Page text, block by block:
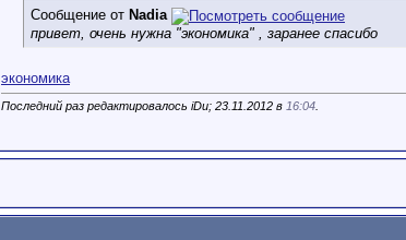
Сообщение от Nadia
привет, очень нужна "экономика" , заранее спасибо
экономика
Последний раз редактировалось iDu; 23.11.2012 в 16:04